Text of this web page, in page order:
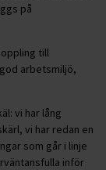
på
till
arbetsmiljö,
vi har lång
vi har redan en
som går i linje
inför